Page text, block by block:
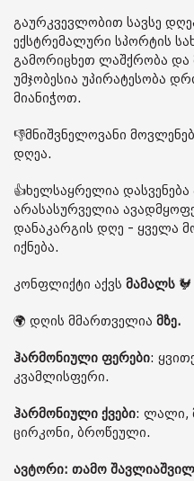
გაურკვევლობით სავსე
ექსტრემალური სპორტის
გამორიცხეთ ლაშქრობა და
უმჯობესია უპირატესობა
მიანიჭოთ.
👎მნიშვნელოვანი
დღეა.
👍ხელსაყრელია
არასასურველია
დანაკარგის დღე - ყველა
იქნება.
კონფლიქტი აქვს მამალს 🐓
🌍 დღის მმართველია მზე.
ჰარმონიული ფერები:
კვამლისფერი.
ჰარმონიული ქვები: ლალი,
ცირკონი, ბროწეული.
ავტორი: თამო